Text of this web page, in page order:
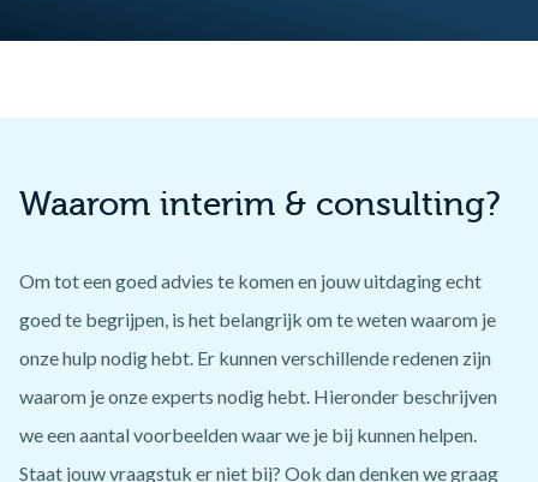
Waarom interim & consulting?
Om tot een goed advies te komen en jouw uitdaging echt
goed te begrijpen, is het belangrijk om te weten waarom je
onze hulp nodig hebt. Er kunnen verschillende redenen zijn
waarom je onze experts nodig hebt. Hieronder beschrijven
we een aantal voorbeelden waar we je bij kunnen helpen.
Staat jouw vraagstuk er niet bij? Ook dan denken we graag